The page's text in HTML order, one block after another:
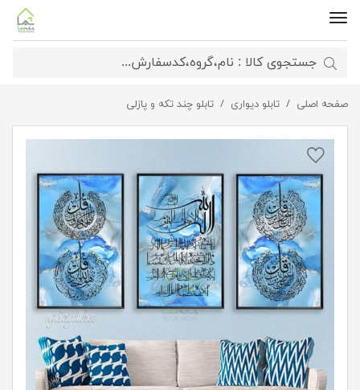
صفحه اصلی تابلو دیواری تابلو چند تکه و پازلی تابلو چهار قل سه تکه مدرن